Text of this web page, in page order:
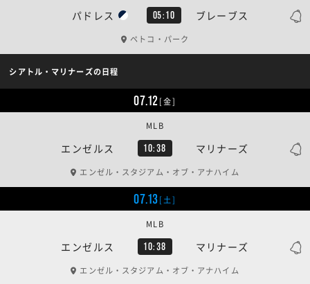
パドレス 05:10 ブレーブス
ペトコ・パーク
シアトル・マリナーズの日程
07.12[金]
エンゼルス 10:38 マリナーズ
MLB
エンゼル・スタジアム・オブ・アナハイム
07.13[土]
エンゼルス 10:38 マリナーズ
MLB
エンゼル・スタジアム・オブ・アナハイム